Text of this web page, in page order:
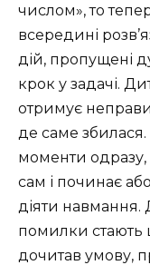
числом», то
всередині
дій, пропущені
крок у задачі.
отримує
де саме збилася.
моменти
сам і починає
діяти навмання.
помилки стають
дочитав умову,